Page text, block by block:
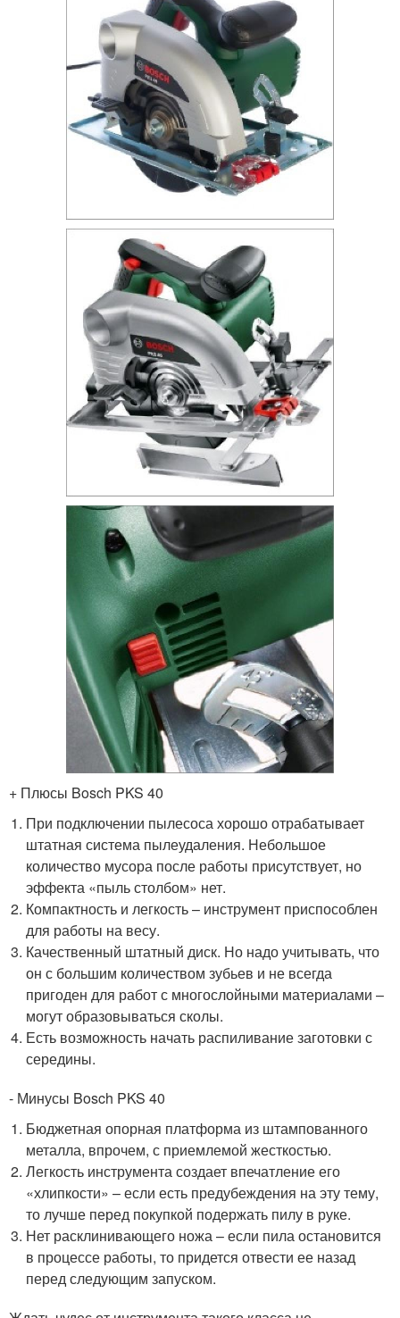
+ Плюсы Bosch PKS 40
При подключении пылесоса хорошо отрабатывает
штатная система пылеудаления. Небольшое
количество мусора после работы присутствует, но
эффекта «пыль столбом» нет.
Компактность и легкость – инструмент приспособлен
для работы на весу.
Качественный штатный диск. Но надо учитывать, что
он с большим количеством зубьев и не всегда
пригоден для работ с многослойными материалами –
могут образовываться сколы.
Есть возможность начать распиливание заготовки с
середины.
- Минусы Bosch PKS 40
Бюджетная опорная платформа из штампованного
металла, впрочем, с приемлемой жесткостью.
Легкость инструмента создает впечатление его
«хлипкости» – если есть предубеждения на эту тему,
то лучше перед покупкой подержать пилу в руке.
Нет расклинивающего ножа – если пила остановится
в процессе работы, то придется отвести ее назад
перед следующим запуском.